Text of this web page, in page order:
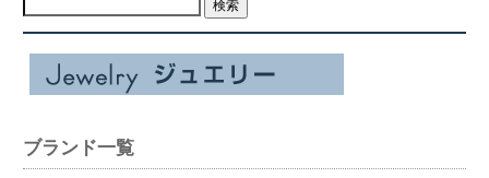
ブランド一覧